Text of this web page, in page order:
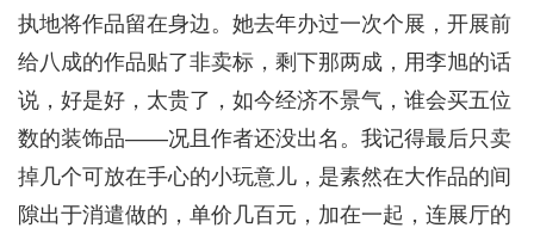
执地将作品留在身边。她去年办过一次个展，开展前
给八成的作品贴了非卖标，剩下那两成，用李旭的话
说，好是好，太贵了，如今经济不景气，谁会买五位
数的装饰品——况且作者还没出名。我记得最后只卖
掉几个可放在手心的小玩意儿，是素然在大作品的间
隙出于消遣做的，单价几百元，加在一起，连展厅的